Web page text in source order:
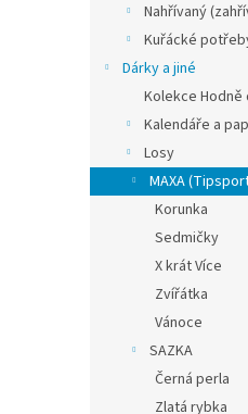
Nahřívaný
Kuřácké
Dárky a jiné
Kolekce
Kalendáře a
Losy
MAXA
Korunka
Sedmičky
X krát Více
Zvířátka
Vánoce
SAZKA
Černá perla
Zlatá rybka